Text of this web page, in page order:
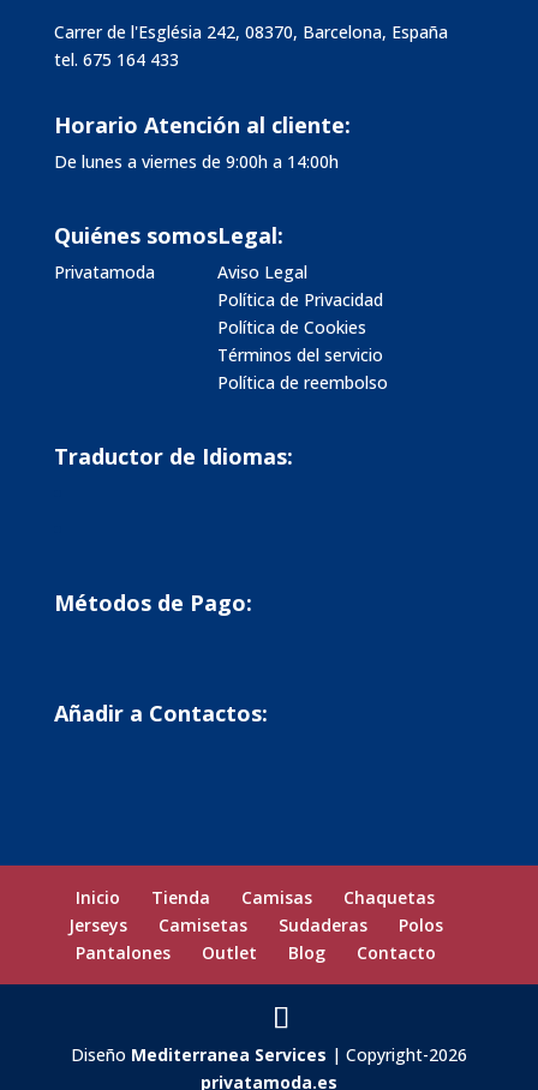
Carrer de l'Església 242, 08370, Barcelona, España
tel. 675 164 433
Horario Atención al cliente:
De lunes a viernes de 9:00h a 14:00h
Quiénes somos
Privatamoda
Legal:
Aviso Legal
Política de Privacidad
Política de Cookies
Términos del servicio
Política de reembolso
Traductor de Idiomas:
Métodos de Pago:
Añadir a Contactos:
Inicio Tienda Camisas
Chaquetas
Jerseys
Camisetas Sudaderas
Polos
Pantalones
Outlet Blog Contacto
Diseño Mediterranea Services | Copyright-2026
privatamoda.es